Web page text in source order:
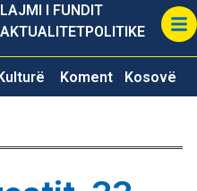
LAJMI I FUNDIT
AKTUALITETPOLITIKE
Koment Kosovë